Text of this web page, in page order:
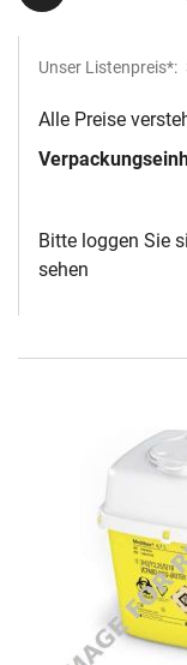
Unser Listenpreis*:
Alle Preise
Bitte loggen Sie
sehen